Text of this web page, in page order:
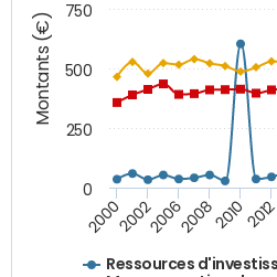
Montants (€)
Ressources
200020022006200820102012
0
250
500
750